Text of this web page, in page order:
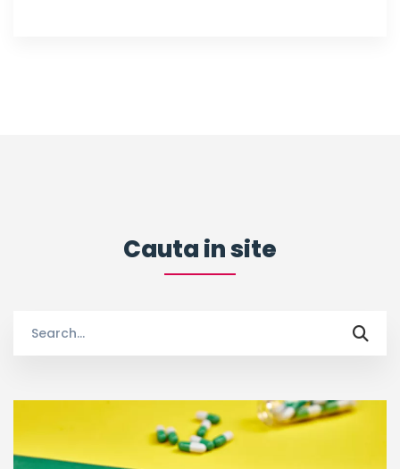
Cauta in site
for: